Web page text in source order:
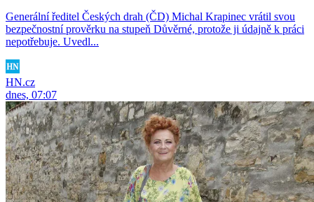
Generální ředitel Českých drah (ČD) Michal Krapinec vrátil svou
bezpečnostní prověrku na stupeň Důvěrné, protože ji údajně k práci
nepotřebuje. Uvedl...
HN.cz
dnes, 07:07